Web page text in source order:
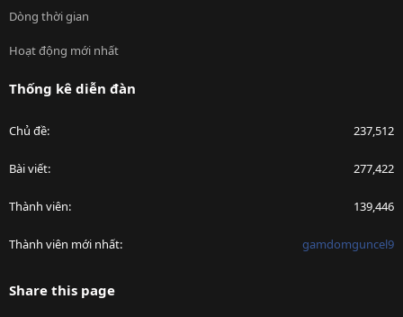
Dòng thời gian
Hoạt động mới nhất
Thống kê diễn đàn
Chủ đề 237,512
Bài viết 277,422
Thành viên 139,446
Thành viên mới nhất gamdomguncel9
Share this page